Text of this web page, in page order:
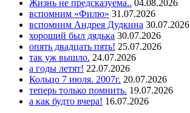
Жизнь не предсказуема.. 04.08.2026
вспомним «Филю» 31.07.2026
вспомним Андрея Дудкина 30.07.2026
хороший был дядька 30.07.2026
опять двадцать пять! 25.07.2026
так уж вышло. 24.07.2026
а годы летят! 22.07.2026
Кольцо 7 июля. 2007г. 20.07.2026
теперь только помнить. 19.07.2026
а как будто вчера! 16.07.2026